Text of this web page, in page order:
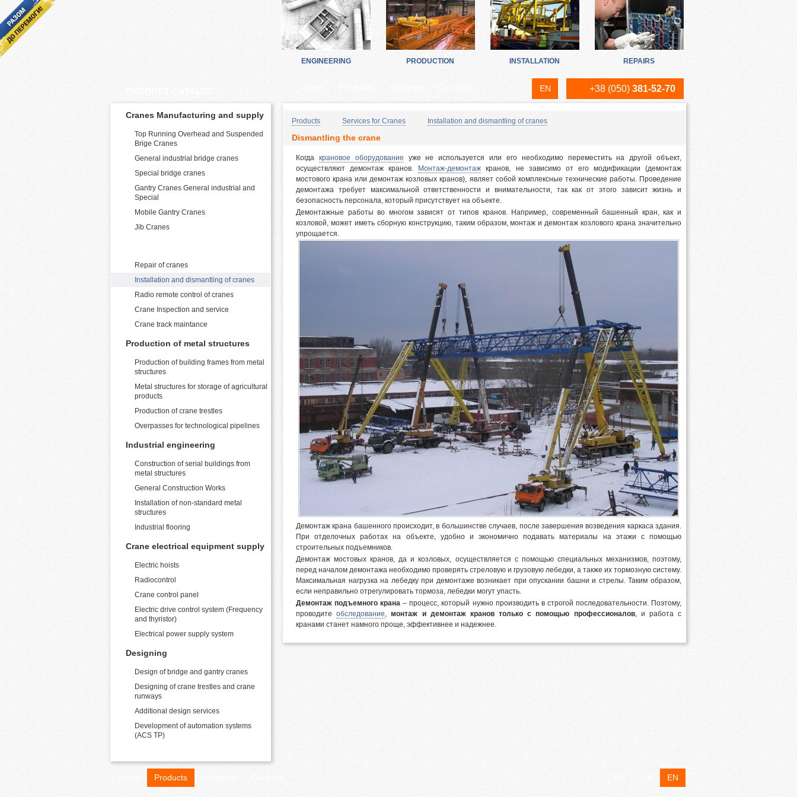
ENGINEERING PRODUCTION INSTALLATION REPAIRS
+38 (050) 381-52-70
EN
Cranes Manufacturing and supply
Top Running Overhead and Suspended
Brige Cranes
General industrial bridge cranes
Special bridge cranes
Gantry Cranes General industrial and
Special
Mobile Gantry Cranes
Jib Cranes
Repair of cranes
Installation and dismantling of cranes
Radio remote control of cranes
Crane Inspection and service
Crane track maintance
Production of metal structures
Production of building frames from metal
structures
Metal structures for storage of agricultural
products
Production of crane trestles
Overpasses for technological pipelines
Industrial engineering
Construction of serial buildings from
metal structures
General Construction Works
Installation of non-standard metal
structures
Industrial flooring
Crane electrical equipment supply
Electric hoists
Radiocontrol
Crane control panel
Electric drive control system (Frequency
and thyristor)
Electrical power supply system
Designing
Design of bridge and gantry cranes
Designing of crane trestles and crane
runways
Additional design services
Development of automation systems
(ACS TP)
Products Services for Cranes Installation and dismantling of cranes
Dismantling the crane
Когда крановое оборудование уже не используется или его необходимо переместить на другой объект,
осуществляют демонтаж кранов.
Монтаж-демонтаж кранов, не зависимо от его модификации (демонтаж
мостового крана или демонтаж козловых кранов), являет собой комплексные технические работы. Проведение
демонтажа требует максимальной ответственности и внимательности, так как от этого зависит жизнь и
безопасность персонала, который присутствует на объекте.
Демонтажные работы во многом зависят от типов кранов. Например, современный башенный кран, как и
козловой, может иметь сборную конструкцию, таким образом, монтаж и демонтаж козлового крана значительно
упрощается.
Демонтаж крана башенного происходит, в большинстве случаев, после завершения возведения каркаса здания.
При отделочных работах на объекте, удобно и экономично подавать материалы на этажи с помощью
строительных подъемников.
Демонтаж мостовых кранов, да и козловых, осуществляется с помощью специальных механизмов, поэтому,
перед началом демонтажа необходимо проверять стреловую и грузовую лебедки, а также их тормозную систему.
Максимальная нагрузка на лебедку при демонтаже возникает при опускании башни и стрелы. Таким образом,
если неправильно отрегулировать тормоза, лебедки могут упасть.
Демонтаж подъемного крана – процесс, который нужно производить в строгой последовательности. Поэтому,
проводитеобследование,монтаж и демонтаж кранов только с помощью профессионалов, и работа с
кранами станет намного проще, эффективнее и надежнее.
Products EN